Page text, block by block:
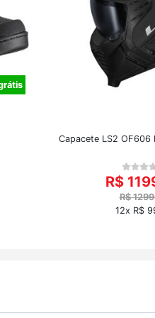
Capacete LS2
R$
R$
12x R$